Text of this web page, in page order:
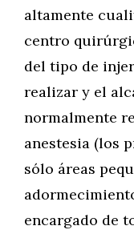
altamente
centro
del tipo de
realizar y el
normalmente
anestesia (los
sólo áreas
encargado de